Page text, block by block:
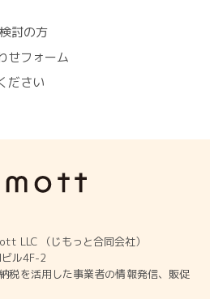
LLC （じもっと合同会社）
ル4F-2
税を活用した事業者の情報発信、販促
討の方
せフォーム
ださい